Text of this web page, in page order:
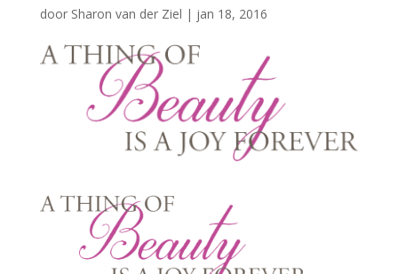
door Sharon van der Ziel | jan 18, 2016